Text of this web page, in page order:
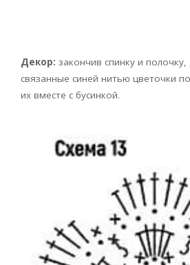
Декор: закончив спинку и
связанные синей нитью цветочки
их вместе с бусинкой.